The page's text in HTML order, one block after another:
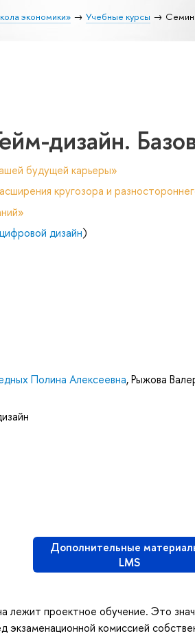
экономики» Учебные курсы
дизайн.
будущей карьеры»
кругозора и
дизайн)
Полина Алексеевна,Рыжова
Дополнительные
LMS
лежит проектное обучение. Это
комиссией